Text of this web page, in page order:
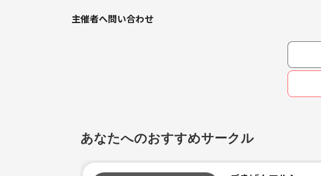
主催者へ問い合わせ
あなたへのおすすめサークル